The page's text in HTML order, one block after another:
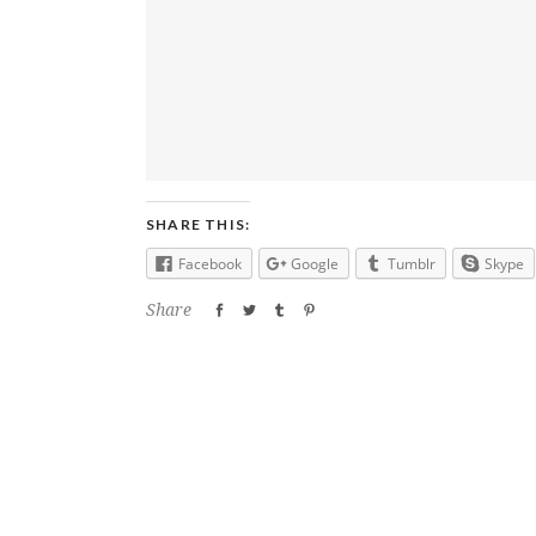
SHARE THIS:
Facebook Google Tumblr Skype
Share